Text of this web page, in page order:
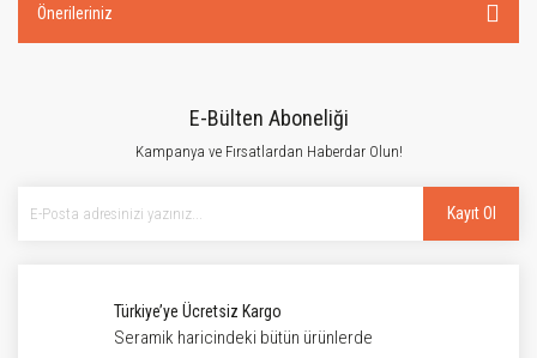
Önerileriniz
E-Bülten Aboneliği
Kampanya ve Fırsatlardan Haberdar Olun!
Kayıt Ol
Türkiye’ye Ücretsiz Kargo
Seramik haricindeki bütün ürünlerde